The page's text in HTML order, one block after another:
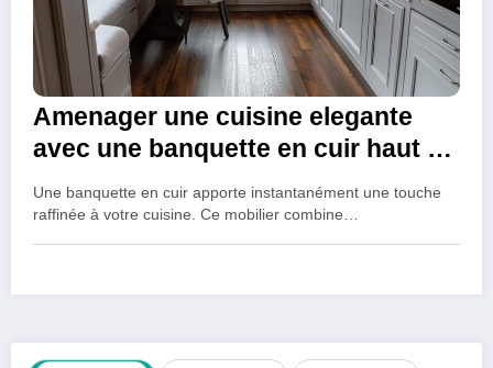
Amenager une cuisine elegante
avec une banquette en cuir haut de
gamme
Une banquette en cuir apporte instantanément une touche
raffinée à votre cuisine. Ce mobilier combine…